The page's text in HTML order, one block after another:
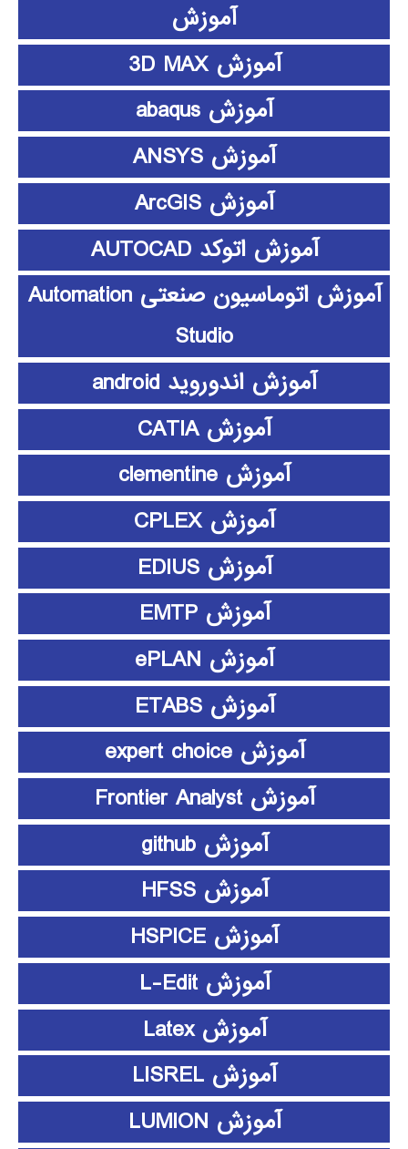
آموزش
آموزش 3D MAX
آموزش abaqus
آموزش ANSYS
آموزش ArcGIS
آموزش اتوکد AUTOCAD
آموزش اتوماسیون صنعتی Automation
Studio
آموزش اندوروید android
آموزش CATIA
آموزش clementine
آموزش CPLEX
آموزش EDIUS
آموزش EMTP
آموزش ePLAN
آموزش ETABS
آموزش expert choice
آموزش Frontier Analyst
آموزش github
آموزش HFSS
آموزش HSPICE
آموزش L-Edit
آموزش Latex
آموزش LISREL
آموزش LUMION